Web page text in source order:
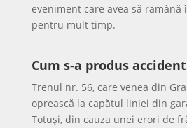
eveniment care avea să rămână
pentru mult timp.
Cum s-a produs
Trenul nr. 56, care venea din
oprească la capătul liniei din
Totuși, din cauza unei erori de